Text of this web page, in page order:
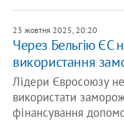
23 жовтня 2025, 20:20
​Через Бельгію ЄС
використання
Лідери Євросоюзу
використати
фінансування